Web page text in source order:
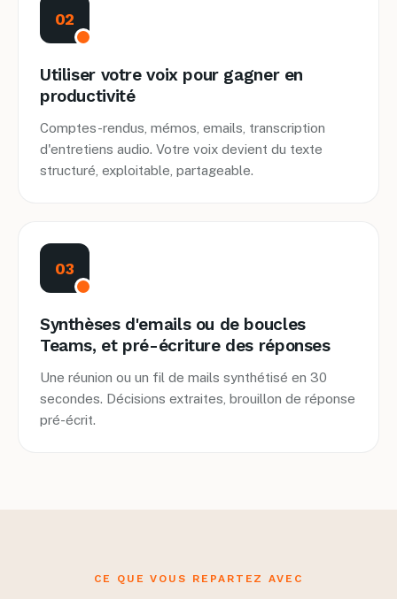
02
Utiliser votre voix pour gagner en
productivité
Comptes-rendus, mémos, emails, transcription
d'entretiens audio. Votre voix devient du texte
structuré, exploitable, partageable.
03
Synthèses d'emails ou de boucles
Teams, et pré-écriture des réponses
Une réunion ou un fil de mails synthétisé en 30
secondes. Décisions extraites, brouillon de réponse
pré-écrit.
CE QUE VOUS REPARTEZ AVEC